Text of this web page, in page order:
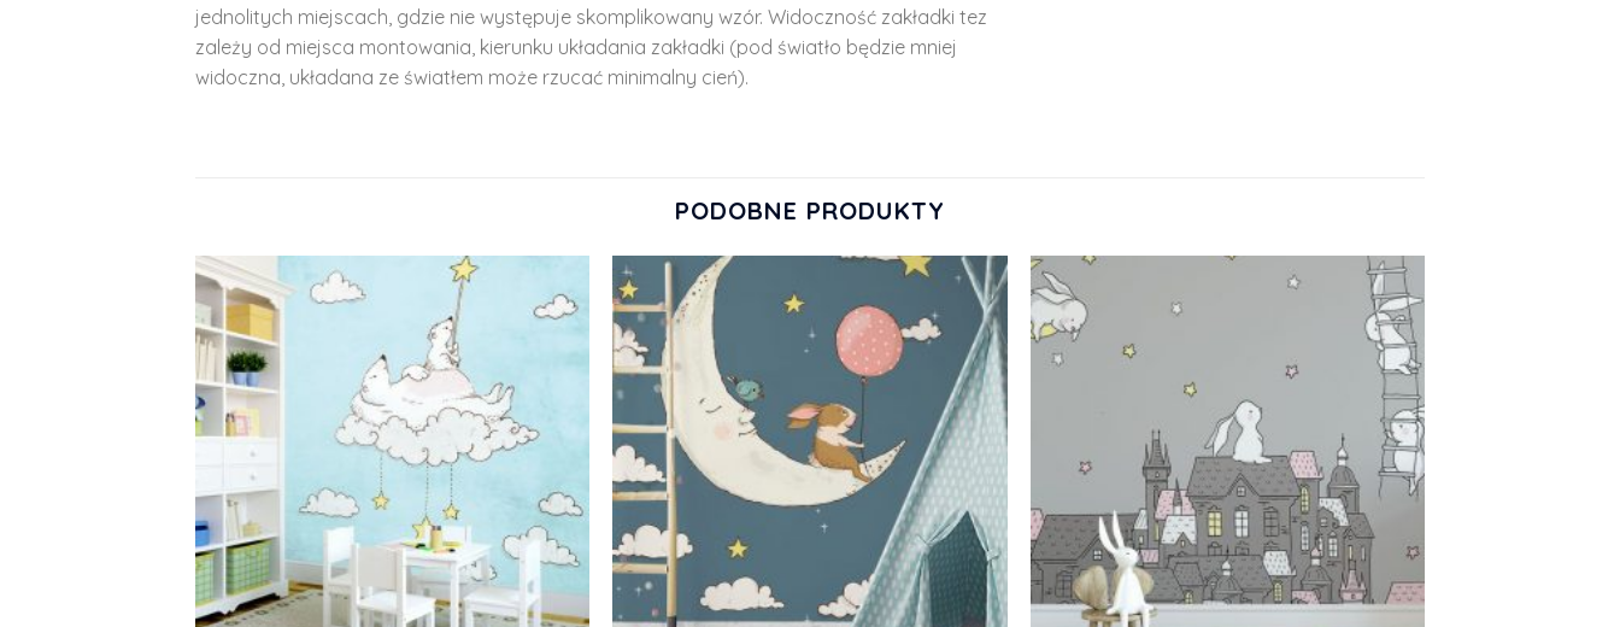
jednolitych miejscach, gdzie nie występuje skomplikowany wzór. Widoczność zakładki tez
zależy od miejsca montowania, kierunku układania zakładki (pod światło będzie mniej
widoczna, układana ze światłem może rzucać minimalny cień).
PODOBNE PRODUKTY